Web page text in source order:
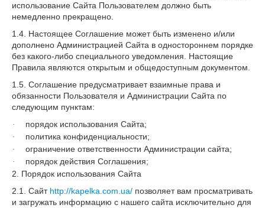
использование Сайта Пользователем должно быть
немедленно прекращено.
1.4. Настоящее Соглашение может быть изменено и/или
дополнено Администрацией Сайта в одностороннем порядке
без какого-либо специального уведомления. Настоящие
Правила являются открытым и общедоступным документом.
1.5. Соглашение предусматривает взаимные права и
обязанности Пользователя и Администрации Сайта по
следующим пунктам:
· порядок использования Сайта;
· политика конфиденциальности;
· ограничение ответственности Администрации сайта;
·
порядок действия Соглашения;
2. Порядок использования Сайта
2.1. Сайт http://kapelka.com.ua/ позволяет вам просматривать
и загружать информацию с нашего сайта исключительно для